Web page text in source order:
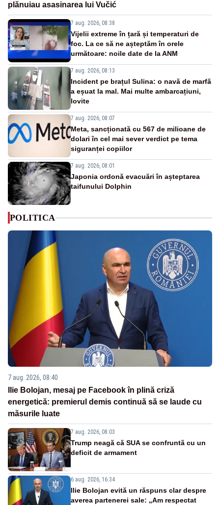
plănuiau asasinarea lui Vučić
7 aug. 2026, 08:38
Vijelii extreme în țară și temperaturi de
foc. La ce să ne așteptăm în orele
următoare: noile date de la ANM
7 aug. 2026, 08:13
Incident pe brațul Sulina: o navă de marfă
a eșuat la mal. Mai multe ambarcațiuni,
lovite
7 aug. 2026, 08:07
Meta, sancționată cu 567 de milioane de
dolari în cel mai sever verdict pe tema
siguranței copiilor
7 aug. 2026, 08:01
Japonia ordonă evacuări în așteptarea
taifunului Dolphin
POLITICA
7 aug. 2026, 08:40
Ilie Bolojan, mesaj pe Facebook în plină criză
energetică: premierul demis continuă să se laude cu
măsurile luate
7 aug. 2026, 08:03
Trump neagă că SUA se confruntă cu un
deficit de armament
6 aug. 2026, 16:34
Ilie Bolojan evită un răspuns clar despre
averea partenerei sale: „Am respectat